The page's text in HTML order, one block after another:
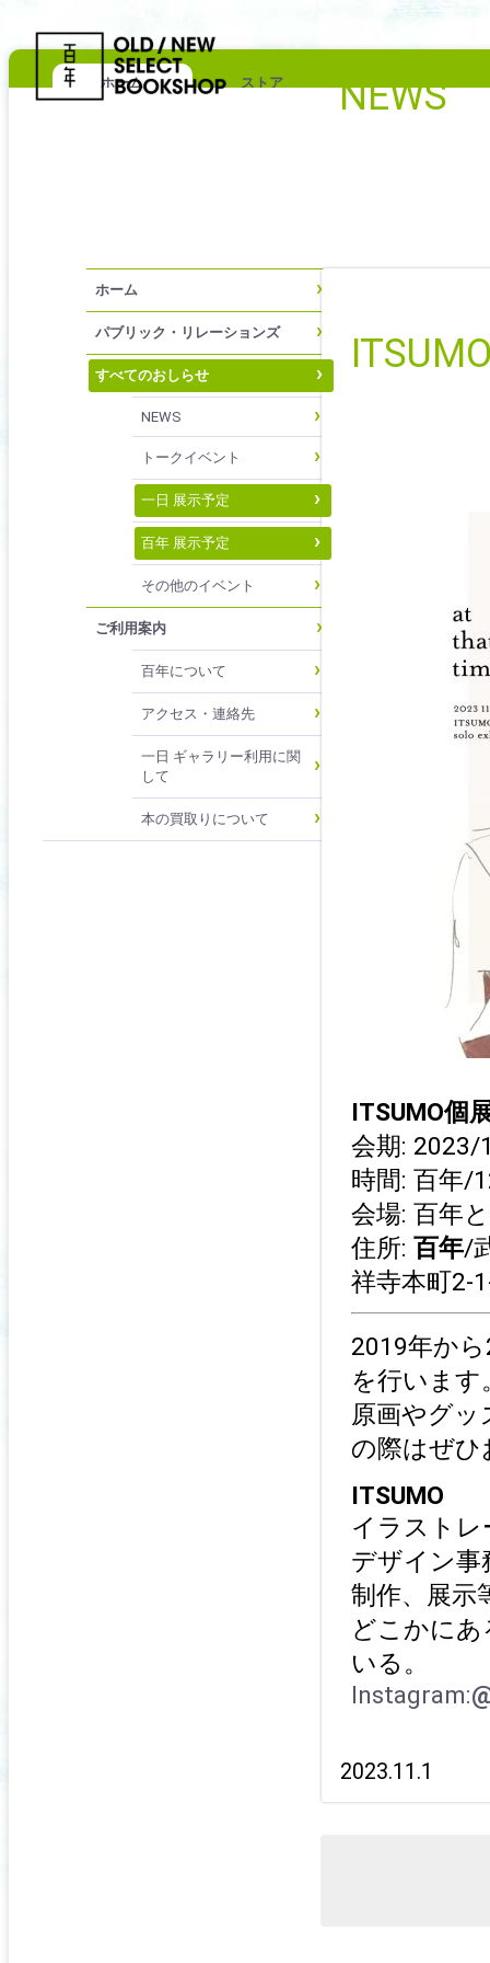
ホーム ストア NEWS
ホーム
パブリック・リレーションズ
すべてのおしらせ
NEWS
トークイベント
一日 展示予定
百年 展示予定
その他のイベント
ご利用案内
百年について
アクセス・連絡先
一日 ギャラリー利用に関
して
本の買取りについて
ITSUMO個
会期: 2023/
時間: 百年/
会場: 百年
住所: 百年/
祥寺本町2-
2019年か
を行います
原画やグ
の際はぜひ
ITSUMO
イラストレ
デザイン事
制作、展示
どこかに
いる。
Instagram:
2023.11.1